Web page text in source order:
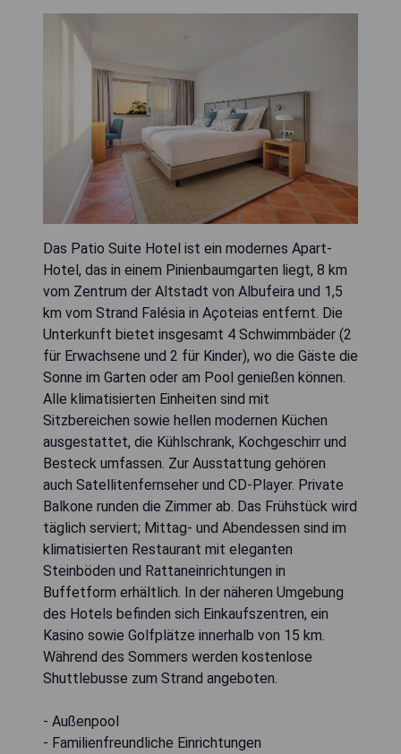
Das Patio Suite Hotel ist ein modernes Apart-
Hotel, das in einem Pinienbaumgarten liegt, 8 km
vom Zentrum der Altstadt von Albufeira und 1,5
km vom Strand Falésia in Açoteias entfernt. Die
Unterkunft bietet insgesamt 4 Schwimmbäder (2
für Erwachsene und 2 für Kinder), wo die Gäste die
Sonne im Garten oder am Pool genießen können.
Alle klimatisierten Einheiten sind mit
Sitzbereichen sowie hellen modernen Küchen
ausgestattet, die Kühlschrank, Kochgeschirr und
Besteck umfassen. Zur Ausstattung gehören
auch Satellitenfernseher und CD-Player. Private
Balkone runden die Zimmer ab. Das Frühstück wird
täglich serviert; Mittag- und Abendessen sind im
klimatisierten Restaurant mit eleganten
Steinböden und Rattaneinrichtungen in
Buffetform erhältlich. In der näheren Umgebung
des Hotels befinden sich Einkaufszentren, ein
Kasino sowie Golfplätze innerhalb von 15 km.
Während des Sommers werden kostenlose
Shuttlebusse zum Strand angeboten.
- Außenpool
- Familienfreundliche Einrichtungen